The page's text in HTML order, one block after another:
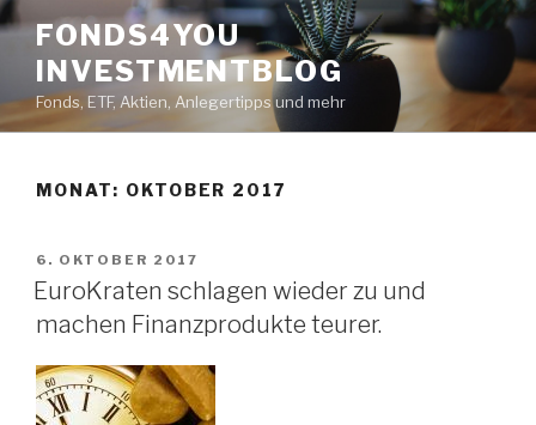
Zum
Inhalt
springen
FONDS4YOU
INVESTMENTBLOG
Fonds, ETF, Aktien, Anlegertipps und mehr
MONAT: OKTOBER 2017
VERÖFFENTLICHT
AM
6. OKTOBER 2017
EuroKraten schlagen wieder zu und
machen Finanzprodukte teurer.